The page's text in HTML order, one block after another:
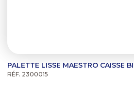
PALETTE LISSE MAESTRO CAISSE
RÉF. 2300015